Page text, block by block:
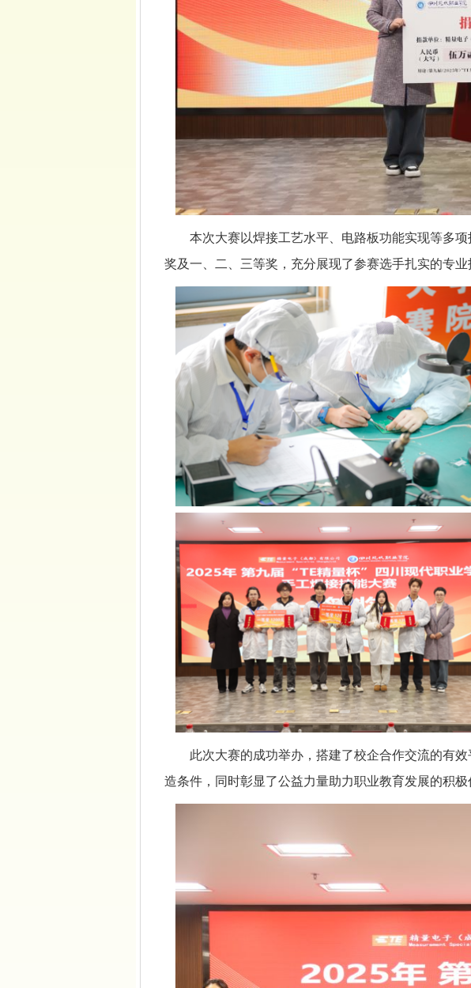
本次大赛以焊接工艺水平、电路板功能实现等多
奖及一、二、三等奖，充分展现了参赛选手扎实的专业
此次大赛的成功举办，搭建了校企合作交流的有
造条件，同时彰显了公益力量助力职业教育发展的积极